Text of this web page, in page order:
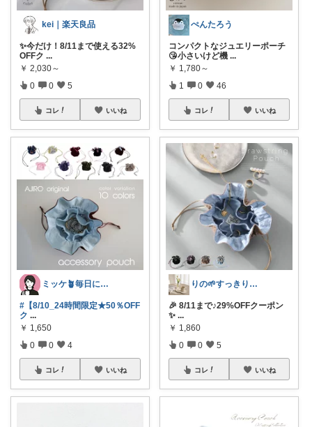
kei｜楽天良品
✨今だけ！8/11まで使える32%
OFFク ...
￥ 2,030～
0 0 5
コレ いいね
ミッケ🪴毎日に"ちょっとイイ"を
#【8/10_24時間限定★50％OFF
ク ...
￥ 1,650
0 0 4
コレ いいね
ぺんたろう
コンパクトなジュエリーポーチ
😘小さいけど機 ...
￥ 1,780～
1 0 46
コレ いいね
りの🌱すっきり×お気に入りの暮らし
🎉 8/11まで♪29%OFFクーポン
✨ ...
￥ 1,860
0 0 5
コレ いいね